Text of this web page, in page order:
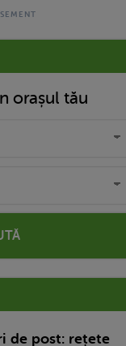
orașul tău
de post: rețete